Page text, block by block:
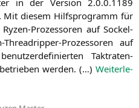
Mit die­sem Hilfs­pro­gramm für
Pro­zes­so­ren auf Sockel-
Pro­zes­so­ren auf
Takt­ra­ten-
wer­den. (…) Wei­ter­le­